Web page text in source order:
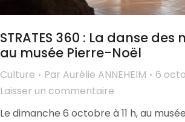
STRATES 360 : La danse
au musée Pierre-Noël
Culture Par Aurélie ANNEHEIM
6
Laisser un commentaire
Le dimanche 6 octobre à 11 h, au